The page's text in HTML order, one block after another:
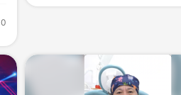
0
0